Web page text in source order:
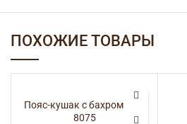
ПОХОЖИЕ ТОВАРЫ
Пояс-кушак с бахромой —
8075